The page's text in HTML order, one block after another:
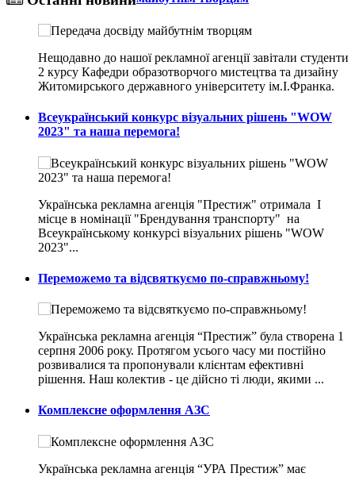
Нещодавно до нашої рекламної агенції завітали студенти
2 курсу Кафедри образотворчого мистецтва та дизайну
Житомирського державного університету ім.І.Франка.
Всеукраїнський конкурс візуальних рішень "WOW
2023" та наша перемога!
Українська рекламна агенція "Престиж" отримала I
місце в номінації "Брендування транспорту" на
Всеукраїнському конкурсі візуальних рішень "WOW
2023"...
Переможемо та відсвяткуємо по-справжньому!
Українська рекламна агенція “Престиж” була створена 1
серпня 2006 року. Протягом усього часу ми постійно
розвивалися та пропонували клієнтам ефективні
рішення. Наш колектив - це дійсно ті люди, якими ...
Комплексне оформлення АЗС
Українська рекламна агенція “УРА Престиж” має